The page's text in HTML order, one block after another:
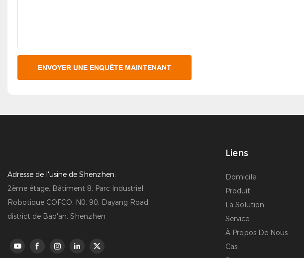
ENVOYER UNE ENQUÊTE MAINTENANT
Adresse de l'usine de Shenzhen:
2ème étage, Bâtiment 8, Parc Industriel
Robotique COFCO, N0. 90, Dayang Road,
district de Bao'an, Shenzhen
Liens
Domicile
Produit
La Solution
Service
À Propos De Nous
Cas